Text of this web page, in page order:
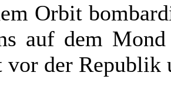
Orbit
auf dem
vor der Republik